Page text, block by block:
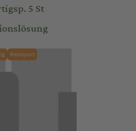
5 St
Reimport